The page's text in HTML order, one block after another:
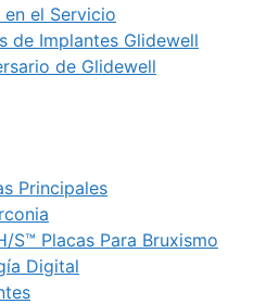
el Servicio
de Implantes Glidewell
de Glidewell
Principales
S™ Placas Para Bruxismo
Digital